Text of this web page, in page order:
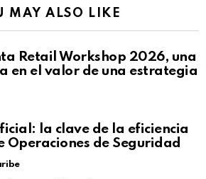
MAY ALSO LIKE
Retail Workshop 2026, una
en el valor de una estrategia
la clave de la eficiencia
Operaciones de Seguridad